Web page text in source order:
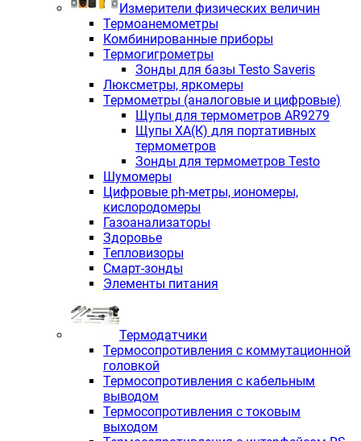
Измерители физических величин
Термоанемометры
Комбинированные приборы
Термогигрометры
Зонды для базы Testo Saveris
Люксметры, яркомеры
Термометры (аналоговые и цифровые)
Щупы для термометров AR9279
Щупы ХА(К) для портативных
термометров
Зонды для термометров Testo
Шумомеры
Цифровые ph-метры, иономеры,
кислородомеры
Газоанализаторы
Здоровье
Тепловизоры
Смарт-зонды
Элементы питания
Термодатчики
Термосопротивления с коммутационной
головкой
Термосопротивления с кабельным
выводом
Термосопротивления с токовым
выходом